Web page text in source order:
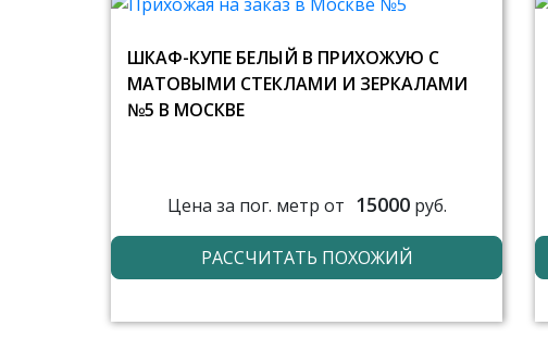
ШКАФ-КУПЕ БЕЛЫЙ В ПРИХОЖУЮ С
МАТОВЫМИ СТЕКЛАМИ И ЗЕРКАЛАМИ
№5 В МОСКВЕ
Цена за пог. метр от 15000руб.
РАССЧИТАТЬ ПОХОЖИЙ